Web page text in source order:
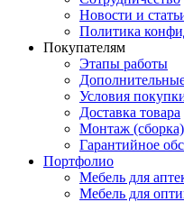
Новости и
Политика
Покупателям
Этапы работы
Условия
Доставка товара
Монтаж
Гарантийное
Портфолио
Мебель для
Мебель для